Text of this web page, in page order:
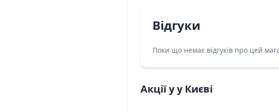
Відгуки
Поки що немає відгуків про цей
Акції у у Києві